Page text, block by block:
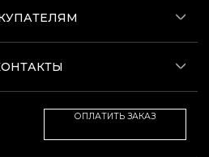
ОПЛАТИТЬ ЗАКАЗ